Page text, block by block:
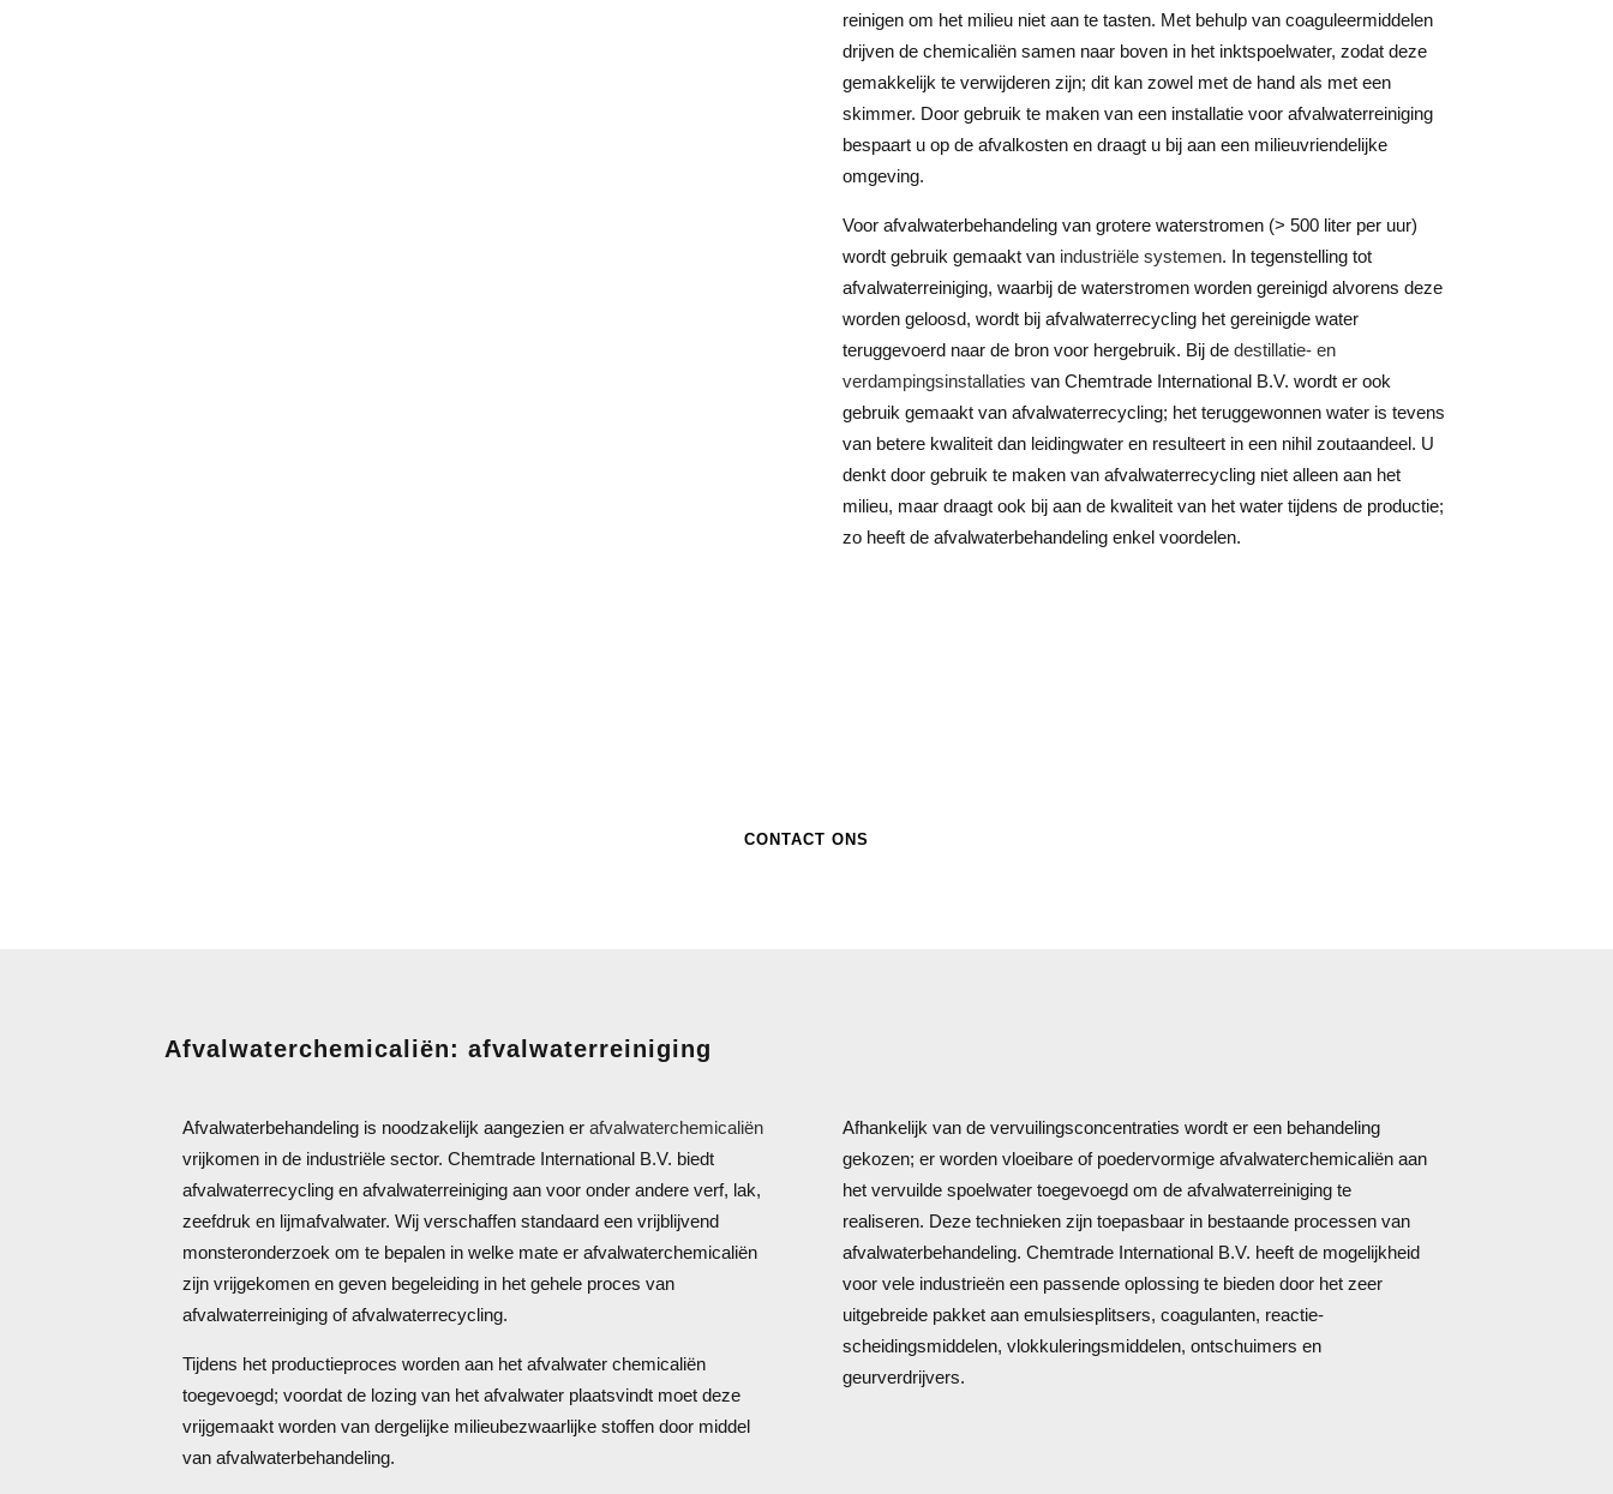
reinigen om het milieu niet aan te tasten. Met behulp van coaguleermiddelen
drijven de chemicaliën samen naar boven in het inktspoelwater, zodat deze
gemakkelijk te verwijderen zijn; dit kan zowel met de hand als met een
skimmer. Door gebruik te maken van een installatie voor afvalwaterreiniging
bespaart u op de afvalkosten en draagt u bij aan een milieuvriendelijke
omgeving.
Voor afvalwaterbehandeling van grotere waterstromen (> 500 liter per uur)
wordt gebruik gemaakt van industriële systemen. In tegenstelling tot
afvalwaterreiniging, waarbij de waterstromen worden gereinigd alvorens deze
worden geloosd, wordt bij afvalwaterrecycling het gereinigde water
teruggevoerd naar de bron voor hergebruik. Bij de destillatie- en
verdampingsinstallaties van Chemtrade International B.V. wordt er ook
gebruik gemaakt van afvalwaterrecycling; het teruggewonnen water is tevens
van betere kwaliteit dan leidingwater en resulteert in een nihil zoutaandeel. U
denkt door gebruik te maken van afvalwaterrecycling niet alleen aan het
milieu, maar draagt ook bij aan de kwaliteit van het water tijdens de productie;
zo heeft de afvalwaterbehandeling enkel voordelen.
CONTACT ONS
Afvalwaterchemicaliën: afvalwaterreiniging
Afvalwaterbehandeling is noodzakelijk aangezien er afvalwaterchemicaliën
vrijkomen in de industriële sector. Chemtrade International B.V. biedt
afvalwaterrecycling en afvalwaterreiniging aan voor onder andere verf, lak,
zeefdruk en lijmafvalwater. Wij verschaffen standaard een vrijblijvend
monsteronderzoek om te bepalen in welke mate er afvalwaterchemicaliën
zijn vrijgekomen en geven begeleiding in het gehele proces van
afvalwaterreiniging of afvalwaterrecycling.
Tijdens het productieproces worden aan het afvalwater chemicaliën
toegevoegd; voordat de lozing van het afvalwater plaatsvindt moet deze
vrijgemaakt worden van dergelijke milieubezwaarlijke stoffen door middel
van afvalwaterbehandeling.
Afhankelijk van de vervuilingsconcentraties wordt er een behandeling
gekozen; er worden vloeibare of poedervormige afvalwaterchemicaliën aan
het vervuilde spoelwater toegevoegd om de afvalwaterreiniging te
realiseren. Deze technieken zijn toepasbaar in bestaande processen van
afvalwaterbehandeling. Chemtrade International B.V. heeft de mogelijkheid
voor vele industrieën een passende oplossing te bieden door het zeer
uitgebreide pakket aan emulsiesplitsers, coagulanten, reactie-
scheidingsmiddelen, vlokkuleringsmiddelen, ontschuimers en
geurverdrijvers.